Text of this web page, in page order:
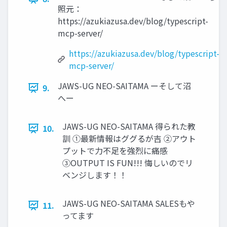
照元：
https://azukiazusa.dev/blog/typescript-
mcp-server/
https://azukiazusa.dev/blog/typescript-
mcp-server/
9.
JAWS-UG NEO-SAITAMA ーそして沼
へー
10.
JAWS-UG NEO-SAITAMA 得られた教
訓 ①最新情報はググるが吉 ②アウト
プットで力不足を強烈に痛感
③OUTPUT IS FUN!!! 悔しいのでリ
ベンジします！！
11.
JAWS-UG NEO-SAITAMA SALESもや
ってます